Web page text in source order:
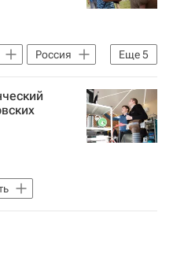
Еще5
Россия
Кобзев